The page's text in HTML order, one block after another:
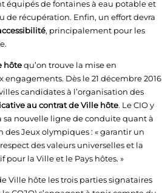
équipés de fontaines à eau potable et
de récupération. Enfin, un effort devra
, principalement pour les
hôtequ’on trouve la mise en
Dès le 21 décembre 2016
candidates à l’organisation des
au contrat de Ville hôte. Le CIO y
sa nouvelle ligne de conduite quant à
des Jeux olympiques : « garantir un
des valeurs universelles et la
pour la Ville et le Pays hôtes. »
Ville hôte les trois parties signataires